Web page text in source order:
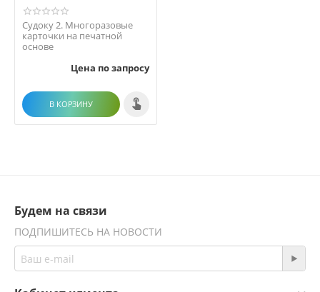
Судоку 2. Многоразовые
карточки на печатной
основе
Цена по запросу
В КОРЗИНУ
Будем на связи
ПОДПИШИТЕСЬ НА НОВОСТИ